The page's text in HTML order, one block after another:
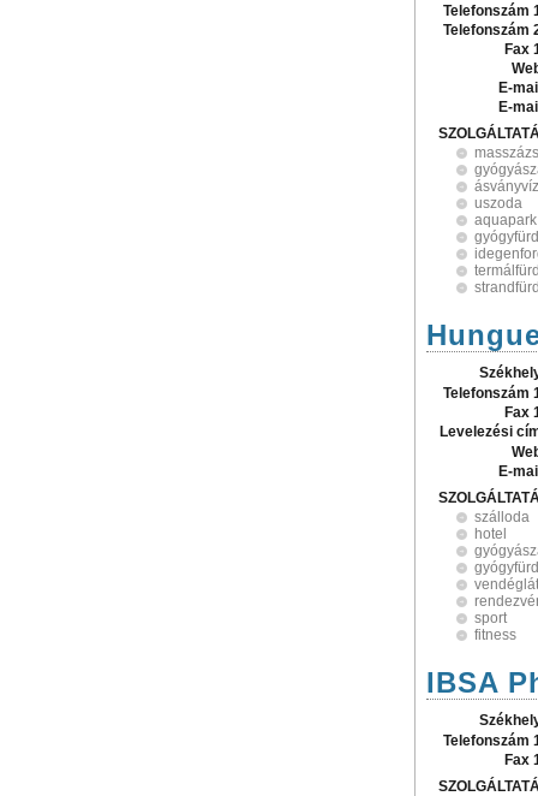
Telefonszám
Telefonszám
Fax
E-
E-
masszázs
ásványvíz
uszoda
aquapark
Telefonszám
Fax
Levelezési
E-
szálloda
hotel
sport
fitness
IBSA
Telefonszám
Fax